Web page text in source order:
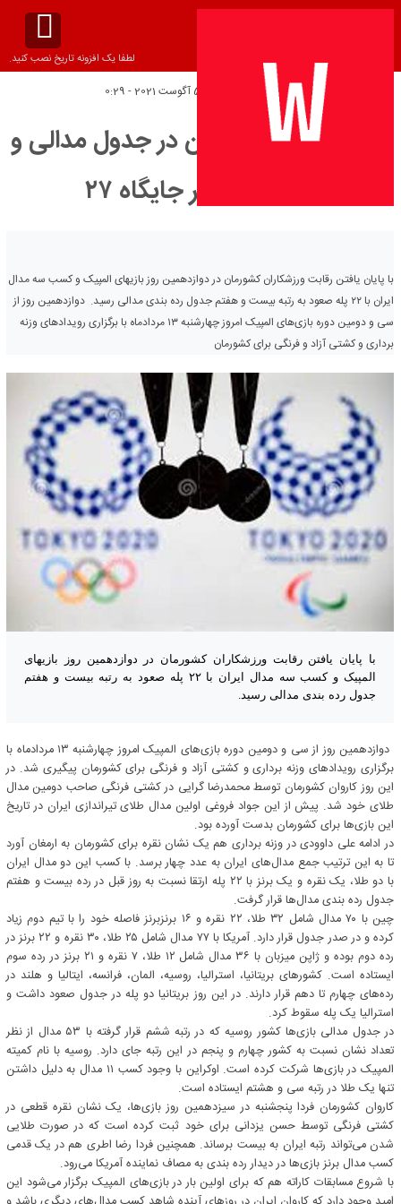
لطفا یک افزونه تاریخ نصب کنید.
تاریخ انتشار:
جهش ۲۲ پله‌ای ایران در جدول مدالی و
قرار گرفتن در جایگاه ۲۷
با پایان یافتن رقابت ورزشکاران کشورمان در دوازدهمین روز بازیهای المپیک و کسب سه مدال
ایران با ۲۲ پله صعود به رتبه بیست و هفتم جدول رده بندی مدالی رسید. دوازدهمین روز از
سی و دومین دوره بازی‌های المپیک امروز چهارشنبه ۱۳ مردادماه با برگزاری رویدادهای وزنه
برداری و کشتی آزاد و فرنگی برای کشورمان
با پایان یافتن رقابت ورزشکاران کشورمان در دوازدهمین روز بازیهای
المپیک و کسب سه مدال ایران با ۲۲ پله صعود به رتبه بیست و هفتم
جدول رده بندی مدالی رسید.
دوازدهمین روز از سی و دومین دوره بازی‌های المپیک امروز چهارشنبه ۱۳ مردادماه با
برگزاری رویدادهای وزنه برداری و کشتی آزاد و فرنگی برای کشورمان پیگیری شد. در
این روز کاروان کشورمان توسط محمدرضا گرایی در کشتی فرنگی صاحب دومین مدال
طلای خود شد. پیش از این جواد فروغی اولین مدال طلای تیراندازی ایران در تاریخ
این بازی‌ها برای کشورمان بدست آورده بود.
در ادامه علی داوودی در وزنه برداری هم یک نشان نقره برای کشورمان به ارمغان آورد
تا به این ترتیب جمع مدال‌های ایران به عدد چهار برسد. با کسب این دو مدال ایران
با دو طلا، یک نقره و یک برنز با ۲۲ پله ارتقا نسبت به روز قبل در رده بیست و هفتم
جدول رده بندی مدال‌ها قرار گرفت.
چین با ۷۰ مدال شامل ٣٢ طلا، ٢٢ نقره و ۱٦ برنزبرنز فاصله خود را با تیم دوم زیاد
کرده و در صدر جدول قرار دارد. آمریکا با ۷۷ مدال شامل ۲۵ طلا، ۳۰ نقره و ۲۲ برنز در
رده دوم بوده و ژاپن میزبان با ۳۶ مدال شامل ۱۲ طلا، ۷ نقره و ۲۱ برنز در رده سوم
ایستاده است. کشورهای بریتانیا، استرالیا، روسیه، المان، فرانسه، ایتالیا و هلند در
رده‌های چهارم تا دهم قرار دارند. در این روز بریتانیا دو پله در جدول صعود داشت و
استرالیا یک پله سقوط کرد.
در جدول مدالی بازی‌ها کشور روسیه که در رتبه ششم قرار گرفته با ۵۳ مدال از نظر
تعداد نشان نسبت به کشور چهارم و پنجم در این رتبه جای دارد. روسیه با نام کمیته
المپیک در بازی‌ها شرکت کرده است. اوکراین با وجود کسب ۱۱ مدال به دلیل داشتن
تنها یک طلا در رتبه سی و هشتم ایستاده است.
کاروان کشورمان فردا پنجشنبه در سیزدهمین روز بازی‌ها، یک نشان نقره قطعی در
کشتی فرنگی توسط حسن یزدانی برای خود ثبت کرده است که در صورت طلایی
شدن می‌تواند رتبه ایران به بیست برساند. همچنین فردا رضا اطری هم در یک قدمی
کسب مدال برنز بازی‌ها در دیدار رده بندی به مصاف نماینده آمریکا می‌رود.
با شروع مسابقات کاراته هم که برای اولین بار در بازی‌های المپیک برگزار می‌شود این